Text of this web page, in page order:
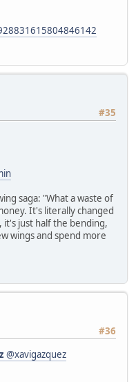
#35
saga: "What a waste of
It's literally changed
it's just half the bending,
wings and spend more
#36
@xavigazquez